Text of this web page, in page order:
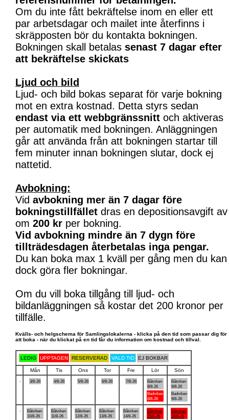
Om du inte fått bekräftelse inom en eller ett
par arbetsdagar och mailet inte återfinns i
skräpposten bör du kontakta bokningen.
Bokningen skall betalas senast 7 dagar efter
att bekräftelse skickats
Ljud och bild
Ljud- och bild bokas separat för varje bokning
mot en extra kostnad. Detta styrs sedan
endast via ett webbgränssnitt och aktiveras
per automatik med bokningen. Anläggningen
går att använda från att bokningen startar till
fem minuter innan bokningen slutar, dock ej
nattetid.
Avbokning:
Vid avbokning mer än 7 dagar före
bokningstillfället dras en depositionsavgift av
om 200 kr per bokning.
Vid avbokning mindre än 7 dygn före
tillträdesdagen återbetalas inga pengar.
Du kan boka max 1 kväll per gång men du kan
dock göra fler bokningar.
Om du vill boka tillgång till ljud- och
bildanläggningen så kostar det 200 kronor per
tillfälle.
Kvälls- och helgschema för Samlingslokalerna - klicka på den tid som passar dig för
att boka - när du klickat på en tid får du information om kostnad och tillval.
LEDIG UPPTAGEN RESERVERAD VALD TID EJ BOKBAR
Mån Tis Ons Tor Fre Lör
Sön
3/8-26 4/8-26 5/8-26 6/8-26 7/8-26
Båtviken
8/8-26
Badviken
8/8-26
Båtviken
9/8-26
Badviken
9/8-26
Båtviken
10/8-26
Båtviken
11/8-26
Båtviken
12/8-26
Båtviken
13/8-26
Båtviken
14/8-26
Båtviken
15/8-26
Båtviken
16/8-26